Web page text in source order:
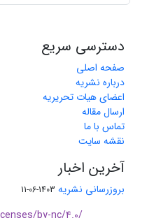
دسترسی سریع
صفحه اصلی
درباره نشریه
اعضای هیات تحریریه
ارسال مقاله
تماس با ما
نقشه سایت
آخرین اخبار
بروزرسانی نشریه 1403-06-11